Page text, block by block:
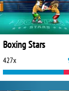
Boxing Stars
427x